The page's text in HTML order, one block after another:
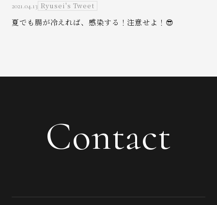
2021.04.13 Ryusei's Tweet
夏でも腸が冷えれば、感染する！注意せよ！😎
Contact